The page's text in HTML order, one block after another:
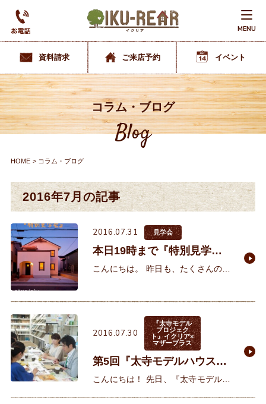
MENU
資料請求 ご来店予約 イベント
コラム・ブログ
Blog
HOME コラム・ブログ
2016年7月の記事
2016.07.31 見学会
本日19時まで『特別見学
会』開催中です！
こんにちは。 昨日も、たくさんのお
場いただき賑わって
2016.07.30
『太寺モデル
プロジェク
ト』イクリア×
マザープラス
第5回『太寺モデルハウス☆
おうち計画プロジェク
こんにちは！ 先日、『太寺モデルハ